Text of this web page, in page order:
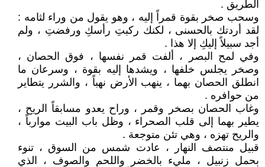
الطريق .
وسحب صخر بقوة قمراً إليه ، وهو يقول من وراء لثامه :
لقد أردتك بالحسنى ، لكنك ركبتِ رأسكِ ورفضتِ ، ولم
أجد سبيلاً إليكِ إلا هذا .
وفي لمح البصر ، ألفت قمر نفسها ، فوق الحصان ،
وصخر يجلس خلفها ، ويشدها إليه بقوة ، وسرعان ما
انطلق الحصان بهما ، ينهب الأرض نهباً ، والشرر يتطاير
من حوافره .
وغاب الحصان بصخر وقمر ، وراح يعدو مسابقاً الريح ،
يطير بهما إلى قلب الصحراء ، وظل باب البيت موارباً ،
والريح تهزه ، وهي تئن متوجعة .
قبيل منتصف النهار ، عادت شمس من السوق ، تنوء
بحمل زنبيل ، مليء بالخضر واللحم والصوف ، الذي